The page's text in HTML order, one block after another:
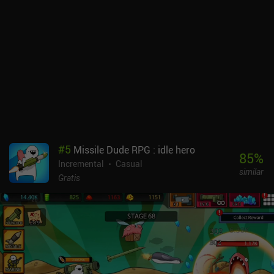
#5 Missile Dude RPG : idle hero
Incremental
Casual
Gratis
85%
similar